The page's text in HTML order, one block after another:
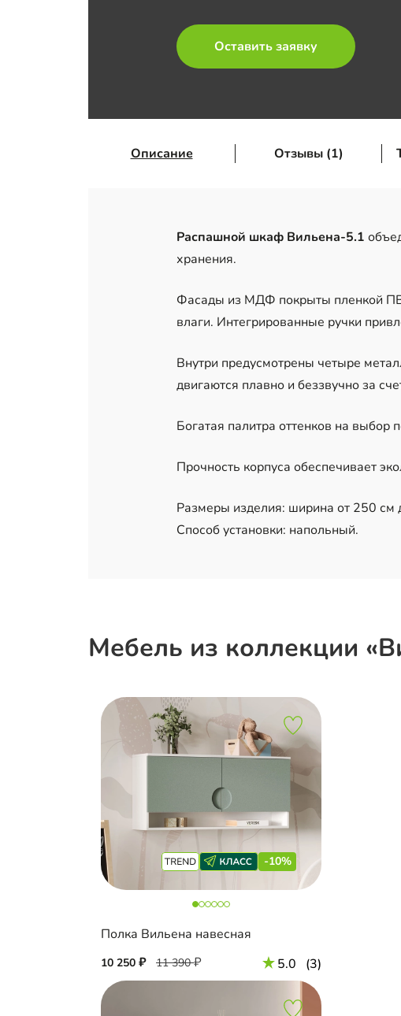
Оставить заявку
Описание Отзывы (1)
Распашной шкаф Вильена-5.1
хранения.
Фасады из МДФ покрыты пленкой
влаги. Интегрированные ручки
Внутри предусмотрены четыре
двигаются плавно и беззвучно за
Богатая палитра оттенков на выбор
Прочность корпуса обеспечивает
Размеры изделия: ширина от 250 см
Способ установки: напольный.
Мебель из коллекции
-10%
Полка Вильена навесная
10 250 11 390 5.0 (3)